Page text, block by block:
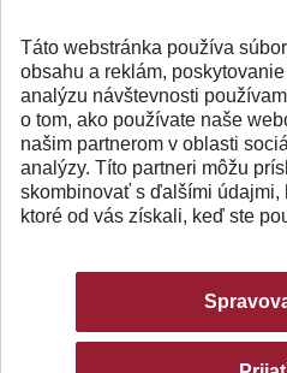
SPÄŤ
Táto webstránka používa
obsahu a reklám,
analýzu návštevnosti
o tom, ako používate naše
našim partnerom v oblasti
analýzy. Títo partneri môžu
skombinovať s ďalšími údajmi,
ktoré od vás získali, keď ste